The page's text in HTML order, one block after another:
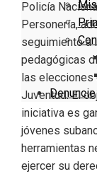
Denuncie
Policía
Personería,
seguimiento a
pedagógicas
las
Juventud. El
iniciativa es
jóvenes
herramientas
ejercer su